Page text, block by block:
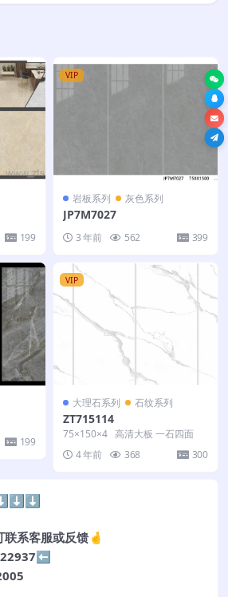
199
VIP
岩板系列 灰色系列
JP7M7027
3 年前 562 399
199
VIP
大理石系列 石纹系列
ZT715114
75×150×4 高清大板 一石四面
4 年前
368 300
⬇️⬇️⬇️
联系客服或反馈🤞